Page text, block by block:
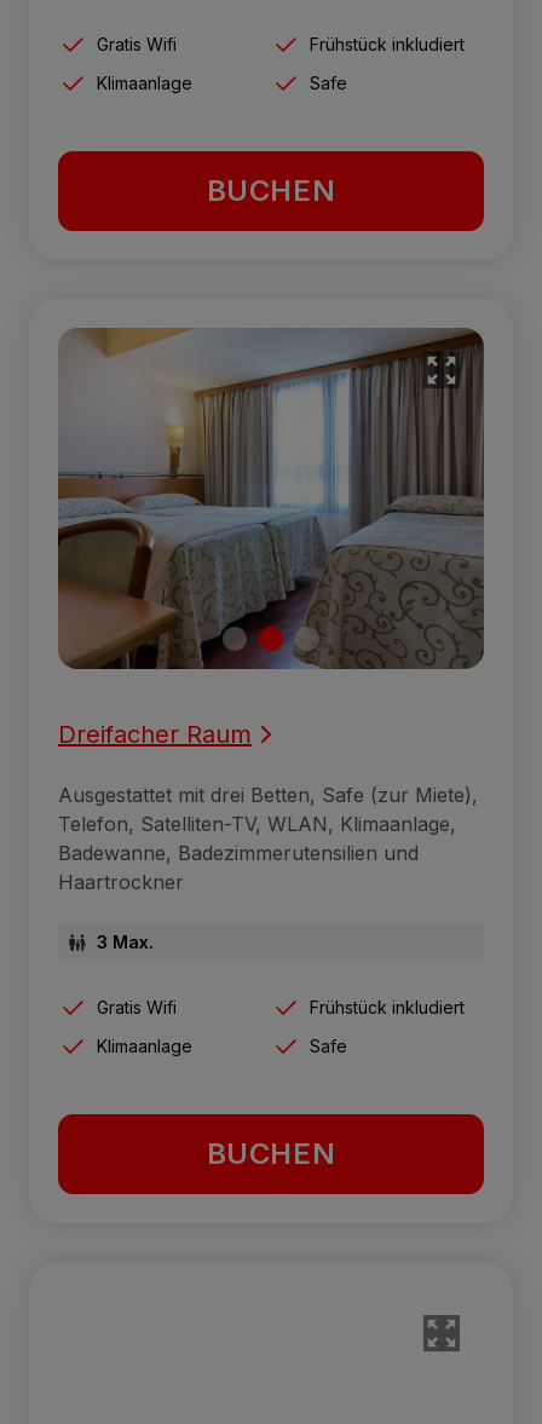
Gratis Wifi
Frühstück inkludiert
Klimaanlage
Safe
BUCHEN
Dreifacher Raum
Ausgestattet mit drei Betten, Safe (zur Miete),
Telefon, Satelliten-TV, WLAN, Klimaanlage,
Badewanne, Badezimmerutensilien und
Haartrockner
3 Max.
Gratis Wifi
Frühstück inkludiert
Klimaanlage
Safe
BUCHEN